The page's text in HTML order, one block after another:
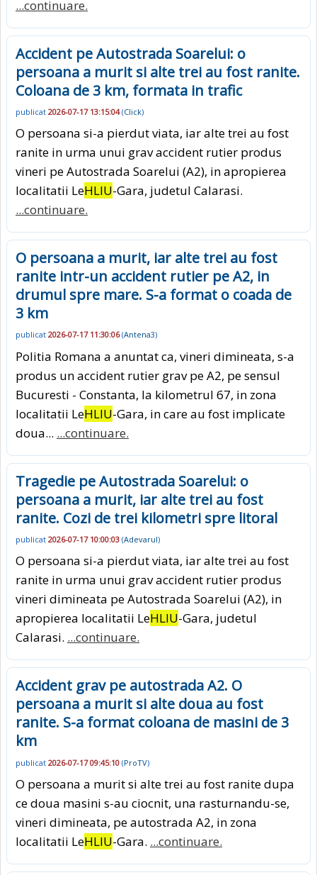
...continuare.
Accident pe Autostrada Soarelui: o
persoana a murit si alte trei au fost ranite.
Coloana de 3 km, formata in trafic
publicat 2026-07-17 13:15:04(Click)
O persoana si-a pierdut viata, iar alte trei au fost
ranite in urma unui grav accident rutier produs
vineri pe Autostrada Soarelui (A2), in apropierea
localitatii LeHLIU-Gara, judetul Calarasi.
...continuare.
O persoana a murit, iar alte trei au fost
ranite intr-un accident rutier pe A2, in
drumul spre mare. S-a format o coada de
3 km
publicat 2026-07-17 11:30:06(Antena3)
Politia Romana a anuntat ca, vineri dimineata, s-a
produs un accident rutier grav pe A2, pe sensul
Bucuresti - Constanta, la kilometrul 67, in zona
localitatii LeHLIU-Gara, in care au fost implicate
doua... ...continuare.
Tragedie pe Autostrada Soarelui: o
persoana a murit, iar alte trei au fost
ranite. Cozi de trei kilometri spre litoral
publicat 2026-07-17 10:00:03 (Adevarul)
O persoana si-a pierdut viata, iar alte trei au fost
ranite in urma unui grav accident rutier produs
vineri dimineata pe Autostrada Soarelui (A2), in
apropierea localitatii LeHLIU-Gara, judetul
Calarasi. ...continuare.
Accident grav pe autostrada A2. O
persoana a murit si alte doua au fost
ranite. S-a format coloana de masini de 3
km
publicat 2026-07-17 09:45:10 (ProTV)
O persoana a murit si alte trei au fost ranite dupa
ce doua masini s-au ciocnit, una rasturnandu-se,
vineri dimineata, pe autostrada A2, in zona
localitatii LeHLIU-Gara. ...continuare.